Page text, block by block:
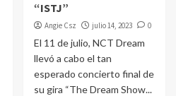
“ISTJ”
Angie Csz julio 14, 2023 0
El 11 de julio, NCT Dream
llevó a cabo el tan
esperado concierto final de
su gira “The Dream Show...